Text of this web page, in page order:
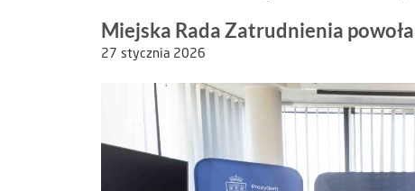
Miejska Rada Zatrudnienia
27 stycznia 2026